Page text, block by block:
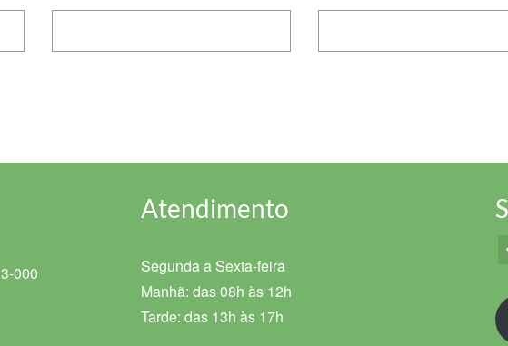
000
Atendimento
Segunda a Sexta-feira
Manhã: das 08h às 12h
Tarde: das 13h às 17h